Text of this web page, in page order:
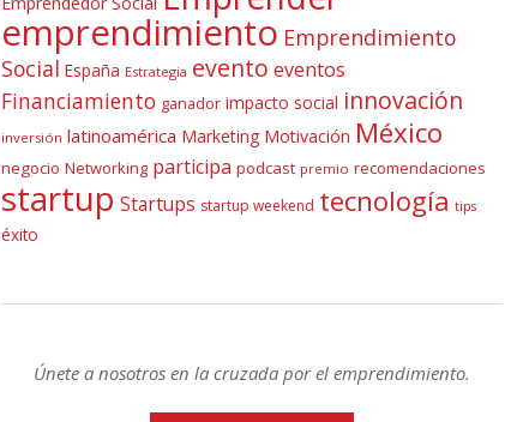
emprendimiento Emprendimiento
Social España Estrategia evento eventos
Financiamiento ganador impacto social innovación
inversión latinoamérica Marketing Motivación México
negocio Networking participa podcast premio recomendaciones
startup Startups startup weekend tecnología tips
éxito
Únete a nosotros en la cruzada por el emprendimiento.